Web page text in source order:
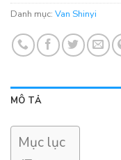
Danh mục: Van Shinyi
MÔ TẢ
Mục lục